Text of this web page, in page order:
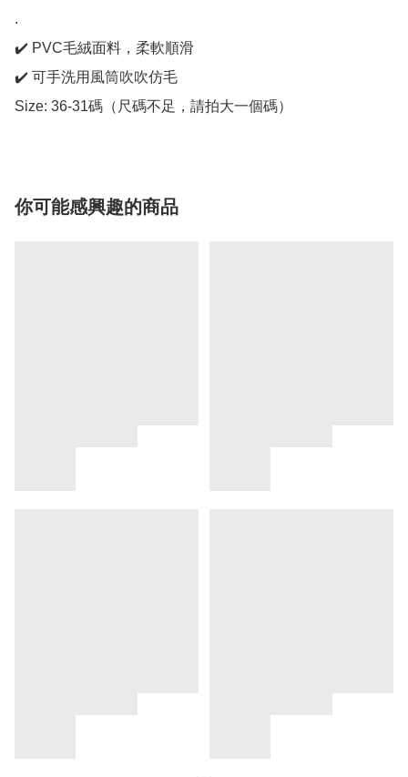
.
✔️ PVC毛絨面料，柔軟順滑
✔️ 可手洗用風筒吹吹仿毛
Size: 36-31碼（尺碼不足，請拍大一個碼）
你可能感興趣的商品